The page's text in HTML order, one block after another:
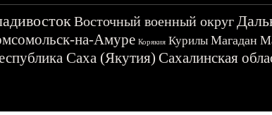
Восточный военный округ
на-Амуре Корякия Курилы Магадан
Саха (Якутия) Сахалинская